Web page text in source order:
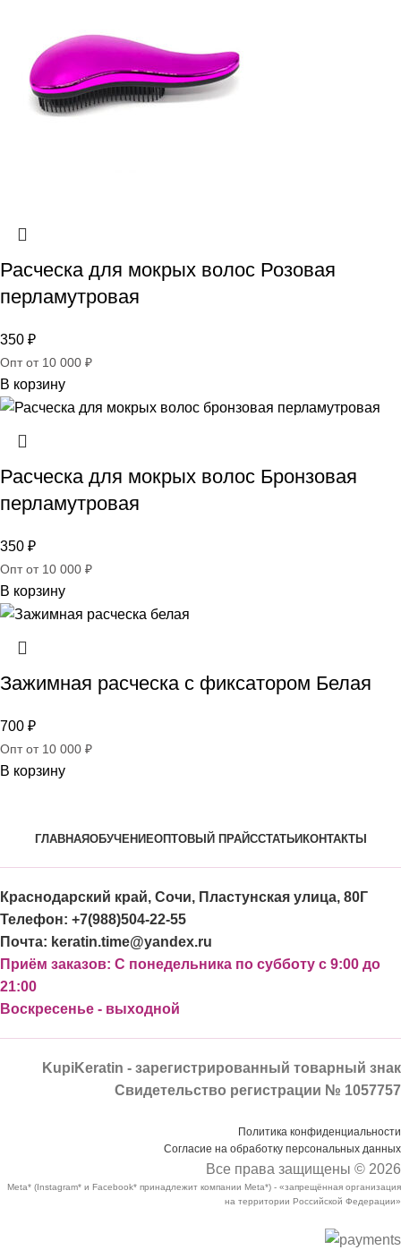
Расческа для мокрых волос Розовая
перламутровая
350 ₽
Опт от 10 000 ₽
В корзину
Расческа для мокрых волос Бронзовая
перламутровая
350 ₽
Опт от 10 000 ₽
В корзину
Зажимная расческа с фиксатором Белая
700 ₽
Опт от 10 000 ₽
В корзину
ГЛАВНАЯОБУЧЕНИЕОПТОВЫЙ ПРАЙССТАТЬИ КОНТАКТЫ
Краснодарский край, Сочи, Пластунская улица, 80Г
Телефон: +7(988)504-22-55
Почта: keratin.time@yandex.ru
Приём заказов: С понедельника по субботу с 9:00 до
21:00
Воскресенье - выходной
KupiKeratin - зарегистрированный товарный знак
Свидетельство регистрации № 1057757
Политика конфиденциальности
Согласие на обработку персональных данных
Все права защищены © 2026
Meta* (Instagram* и Facebook* принадлежит компании Meta*) - «запрещённая организация
на территории Российской Федерации»